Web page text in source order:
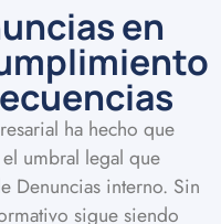
en
ha hecho que
umbral legal que
Denuncias interno. Sin
sigue siendo